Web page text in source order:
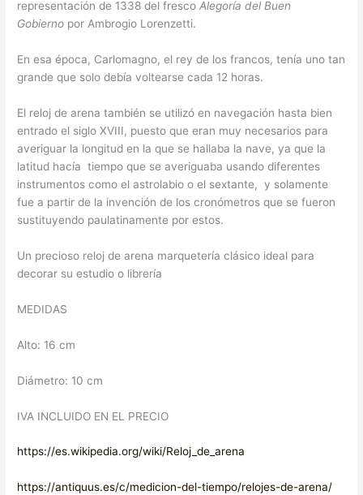
representación de 1338 del frescoAlegoría del Buen
Gobierno por Ambrogio Lorenzetti.
En esa época, Carlomagno, el rey de los francos, tenía uno tan
grande que solo debía voltearse cada 12 horas.
El reloj de arena también se utilizó en navegación hasta bien
entrado el siglo XVIII, puesto que eran muy necesarios para
averiguar la longitud en la que se hallaba la nave, ya que la
latitud hacía tiempo que se averiguaba usando diferentes
instrumentos como el astrolabio o el sextante, y solamente
fue a partir de la invención de los cronómetros que se fueron
sustituyendo paulatinamente por estos.
Un precioso reloj de arena marquetería clásico ideal para
decorar su estudio o librería
MEDIDAS
Alto: 16 cm
Diámetro: 10 cm
IVA INCLUIDO EN EL PRECIO
https://es.wikipedia.org/wiki/Reloj_de_arena
https://antiquus.es/c/medicion-del-tiempo/relojes-de-arena/